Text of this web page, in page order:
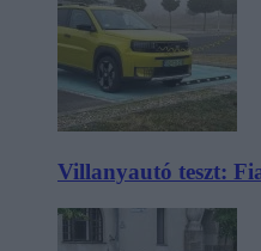
Villanyautó teszt: